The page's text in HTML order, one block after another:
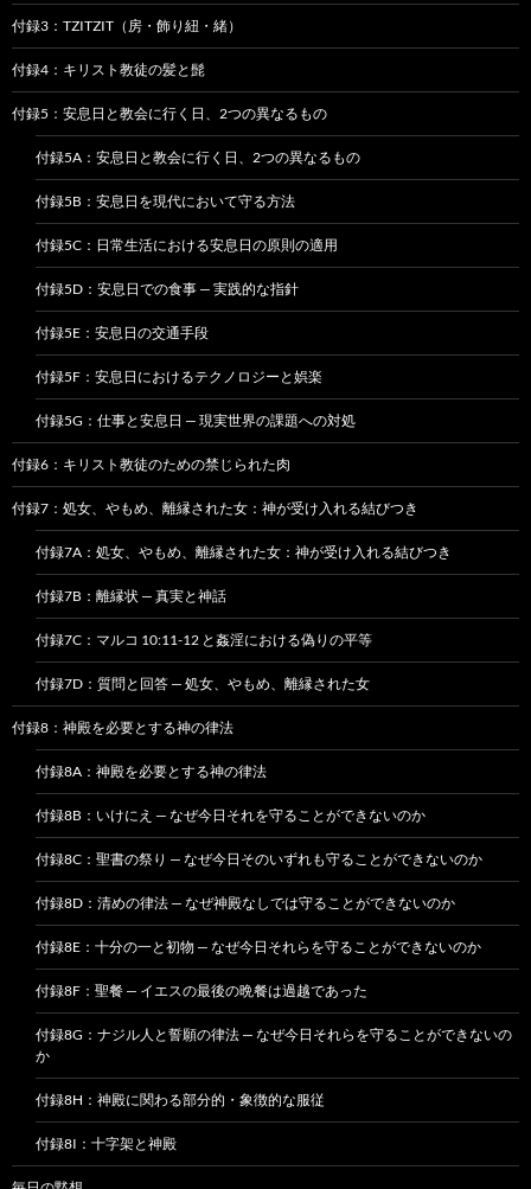
付録3：TZITZIT（房・飾り紐・緒）
付録4：キリスト教徒の髪と髭
付録5：安息日と教会に行く日、2つの異なるもの
付録5A：安息日と教会に行く日、2つの異なるもの
付録5B：安息日を現代において守る方法
付録5C：日常生活における安息日の原則の適用
付録5D：安息日での食事 — 実践的な指針
付録5E：安息日の交通手段
付録5F：安息日におけるテクノロジーと娯楽
付録5G：仕事と安息日 — 現実世界の課題への対処
付録6：キリスト教徒のための禁じられた肉
付録7：処女、やもめ、離縁された女：神が受け入れる結びつき
付録7A：処女、やもめ、離縁された女：神が受け入れる結びつき
付録7B：離縁状 — 真実と神話
付録7C：マルコ 10:11-12 と姦淫における偽りの平等
付録7D：質問と回答 — 処女、やもめ、離縁された女
付録8：神殿を必要とする神の律法
付録8A：神殿を必要とする神の律法
付録8B：いけにえ — なぜ今日それを守ることができないのか
付録8C：聖書の祭り — なぜ今日そのいずれも守ることができないのか
付録8D：清めの律法 — なぜ神殿なしでは守ることができないのか
付録8E：十分の一と初物 — なぜ今日それらを守ることができないのか
付録8F：聖餐 — イエスの最後の晩餐は過越であった
付録8G：ナジル人と誓願の律法 — なぜ今日それらを守ることができないの
か
付録8H：神殿に関わる部分的・象徴的な服従
付録8I：十字架と神殿